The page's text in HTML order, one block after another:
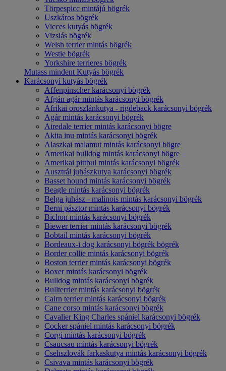
Törpespicc mintájú bögrék
Uszkáros bögrék
Vicces kutyás bögrék
Vizslás bögrék
Welsh terrier mintás bögrék
Westie bögrék
Yorkshire terrieres bögrék
Mutass mindent Kutyás bögrék
Karácsonyi kutyás bögrék
Affenpinscher karácsonyi bögrék
Afgán agár mintás karácsonyi bögrék
Afrikai oroszlánkutya - rigdeback karácsonyi bögrék
Agár mintás karácsonyi bögrék
Airedale terrier mintás karácsonyi bögre
Akita inu mintás karácsonyi bögrék
Alaszkai malamut mintás karácsonyi bögre
Amerikai bulldog mintás karácsonyi bögre
Amerikai pittbul mintás karácsonyi bögrék
Ausztrál juhászkutya karácsonyi bögrék
Basset hound mintás karácsonyi bögrék
Beagle mintás karácsonyi bögrék
Belga juhász - malinois mintás karácsonyi bögrék
Berni pásztor mintás karácsonyi bögrék
Bichon mintás karácsonyi bögrék
Biewer terrier mintás karácsonyi bögrék
Bobtail mintás karácsonyi bögrék
Bordeaux-i dog karácsonyi bögrék bögrék
Border collie mintás karácsonyi bögrék
Boston terrier mintás karácsonyi bögrék
Boxer mintás karácsonyi bögrék
Bulldog mintás karácsonyi bögrék
Bullterrier mintás karácsonyi bögrék
Cairn terrier mintás karácsonyi bögrék
Cane corso mintás karácsonyi bögrék
Cavalier King Charles spániel karácsonyi bögrék
Cocker spániel mintás karácsonyi bögrék
Corgi mintás karácsonyi bögrék
Csaucsau mintás karácsonyi bögrék
Csehszlovák farkaskutya mintás karácsonyi bögrék
Csivava mintás karácsonyi bögrék